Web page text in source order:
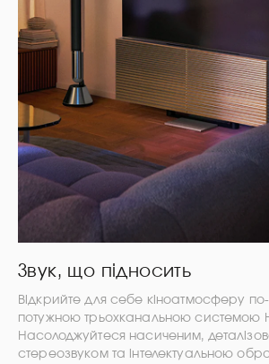
Звук, що підносить
Відкрийте для себе кіноатмосферу
потужною трьохканальною системою
Насолоджуйтеся насиченим,
стереозвуком та інтелектуальною